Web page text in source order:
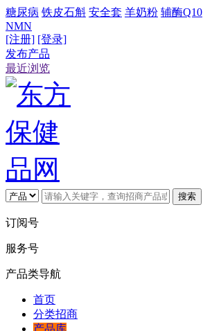
糖尿病 铁皮石斛 安全套 羊奶粉 辅酶Q10
NMN
[注册] [登录]
发布产品
最近浏览
搜索
订阅号
服务号
产品类导航
首页
分类招商
产品库